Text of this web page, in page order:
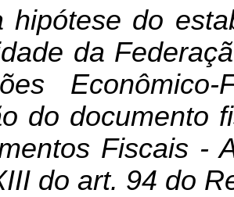
hipótese do
da
do documento
Fiscais -
do art. 94 do